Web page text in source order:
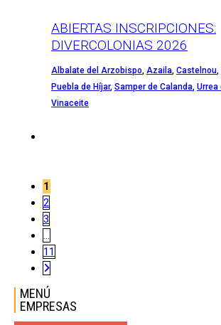
ABIERTAS INSCRIPCIONES:
DIVERCOLONIAS 2026
Albalate del Arzobispo, Azaila, Castelnou,
Puebla de Híjar, Samper de Calanda, Urrea
Vinaceite
1
2
3
…
11
MENÚ
EMPRESAS